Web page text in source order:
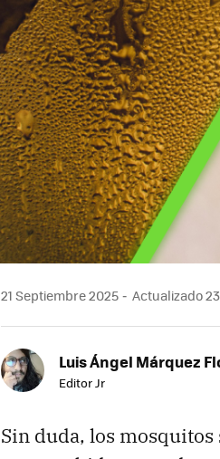
21 Septiembre 2025 Actualizado
Luis Ángel Márquez
Editor Jr
Sin duda, los